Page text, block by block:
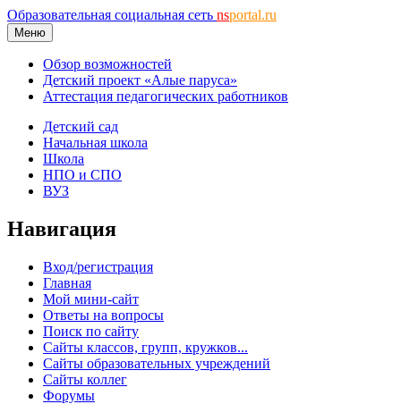
Образовательная социальная сеть nsportal.ru
Меню
Обзор возможностей
Детский проект «Алые паруса»
Аттестация педагогических работников
Детский сад
Начальная школа
Школа
НПО и СПО
ВУЗ
Навигация
Вход/регистрация
Главная
Мой мини-сайт
Ответы на вопросы
Поиск по сайту
Сайты классов, групп, кружков...
Сайты образовательных учреждений
Сайты коллег
Форумы